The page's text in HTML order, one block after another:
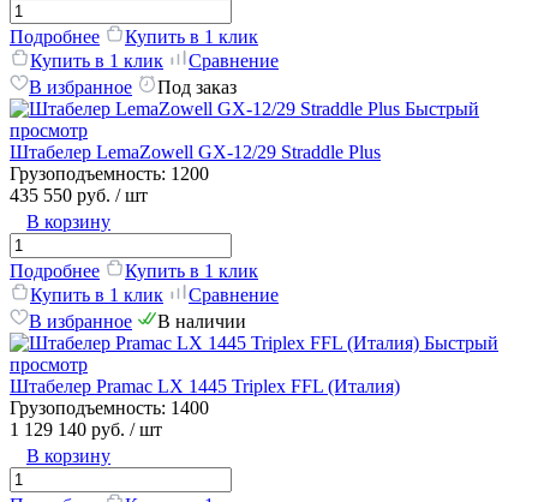
Подробнее
Купить в 1 клик
Купить в 1 клик
Сравнение
В избранное
Под заказ
Быстрый
просмотр
Штабелер LemaZowell GX-12/29 Straddle Plus
Грузоподъемность: 1200
435 550 руб. / шт
В корзину
Подробнее
Купить в 1 клик
Купить в 1 клик
Сравнение
В избранное
В наличии
Быстрый
просмотр
Штабелер Pramac LX 1445 Triplex FFL (Италия)
Грузоподъемность: 1400
1 129 140 руб. / шт
В корзину